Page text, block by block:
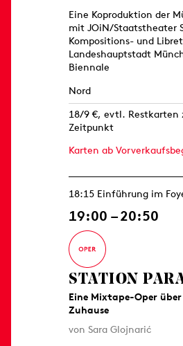
Eine Koproduktion der
mit JOiN/Staatstheater
Kompositions- und
Landeshauptstadt
Biennale
Nord
18/9 €, evtl. Restkarten
Zeitpunkt
Karten ab
18:15 Einführung im
19:00 – 20:50
STATION
Eine Mixtape-Oper
Zuhause
von Sara Glojnarić